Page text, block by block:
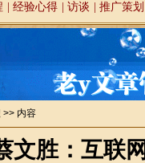
经验心得 访谈 推广策划
>> 内容
文胜：互联